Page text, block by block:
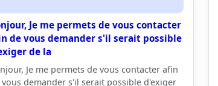
Je me permets de vous contacter
de vous demander s'il serait possible
de la
Je me permets de vous contacter afin
vous demander s'il serait possible d'exiger